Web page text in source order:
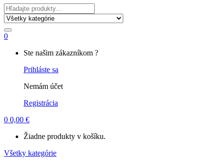
Hľadať
0
Ste našim zákazníkom ?
Prihláste sa
Nemám účet
Registrácia
0 0,00 €
Žiadne produkty v košíku.
Všetky kategórie